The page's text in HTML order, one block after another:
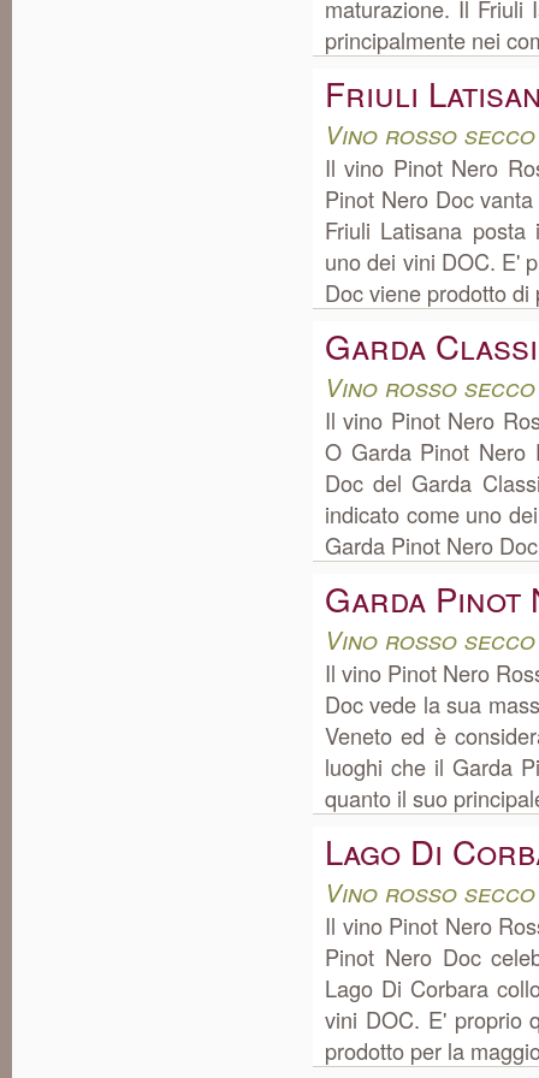
maturazione. Il Friuli
principalmente nei
Friuli
Vino rosso
Il vino Pinot Nero
Pinot Nero Doc
Friuli Latisana
uno dei vini DOC. E'
Doc viene prodotto di
Garda
Vino rosso
Il vino Pinot Nero
O Garda Pinot Nero
Doc del Garda
indicato come uno
Garda Pinot Nero
Garda Pinot
Vino rosso
Il vino Pinot Nero
Doc vede la sua
Veneto ed è
luoghi che il Garda
quanto il suo
Lago Di
Vino rosso
Il vino Pinot Nero
Pinot Nero Doc
Lago Di Corbara
vini DOC. E' proprio
prodotto per la